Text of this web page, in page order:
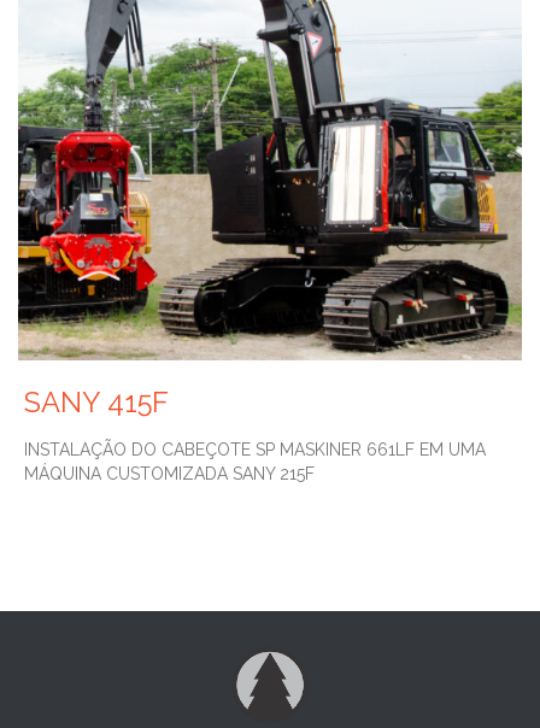
SANY 415F
INSTALAÇÃO DO CABEÇOTE SP MASKINER 661LF EM UMA
MÁQUINA CUSTOMIZADA SANY 215F